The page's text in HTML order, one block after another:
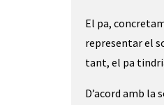
El pa,
representar el
tant, el pa
D’acord amb